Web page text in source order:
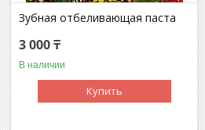
Зубная отбеливающая паста
3 000 ₸
В наличии
Купить